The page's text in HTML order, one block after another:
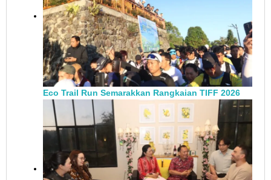
Eco Trail Run Semarakkan Rangkaian TIFF 2026